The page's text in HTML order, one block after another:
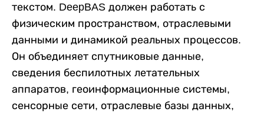
текстом. DeepBAS должен работать с
физическим пространством, отраслевыми
данными и динамикой реальных процессов.
Он объединяет спутниковые данные,
сведения беспилотных летательных
аппаратов, геоинформационные системы,
сенсорные сети, отраслевые базы данных,